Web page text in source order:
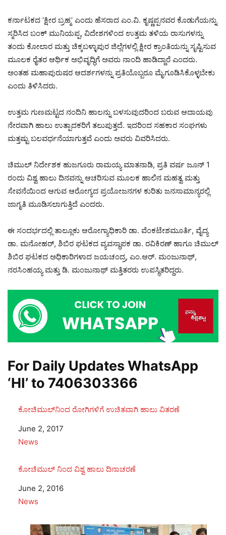
ಕರ್ನಾಟಕದ ‘ಕ್ಷೀರ ಬ್ರಹ್ಮ’ ಎಂದು ಹೆಸರಾದ ಎಂ.ವಿ. ಕೃಷ್ಣಪ್ಪನವರ ಕೊಡುಗೆಯನ್ನು
ಸ್ಮರಿಸಿದ ಬಂಕ್ ಮುನಿಯಪ್ಪ, ವಿದೇಶಗಳಿಂದ ಉತ್ತಮ ತಳಿಯ ರಾಸುಗಳನ್ನು
ತಂದು ಕೋಲಾರ ಮತ್ತು ಚಿಕ್ಕಬಳ್ಳಾಪುರ ಜಿಲ್ಲೆಗಳಲ್ಲಿ ಕ್ಷೀರ ಕ್ರಾಂತಿಯನ್ನು ಸೃಷ್ಟಿಸುವ
ಮೂಲಕ ರೈತರ ಆರ್ಥಿಕ ಅಭಿವೃದ್ಧಿಗೆ ಅವರು ನಾಂದಿ ಹಾಡಿದ್ದಾರೆ ಎಂದರು.
ಅಂತಹ ಮಹಾಪುರುಷರ ಆದರ್ಶಗಳನ್ನು ಪ್ರತಿಯೊಬ್ಬರೂ ಮೈಗೂಡಿಸಿಕೊಳ್ಳಬೇಕು
ಎಂದು ತಿಳಿಸಿದರು.
ಉತ್ತಮ ಗುಣಮಟ್ಟದ ನಂದಿನಿ ಹಾಲನ್ನು ಬಳಸುವುದರಿಂದ ಬರುವ ಆದಾಯವು
ನೇರವಾಗಿ ಹಾಲು ಉತ್ಪಾದಕರಿಗೆ ತಲುಪುತ್ತದೆ. ಇದರಿಂದ ಸಹಕಾರ ಸಂಘಗಳು
ಮತ್ತಷ್ಟು ಬಲವರ್ಧನೆಯಾಗುತ್ತವೆ ಎಂದು ಅವರು ವಿವರಿಸಿದರು.
ಚಿಮುಲ್ ನಿರ್ದೇಶಕ ಹುಜಗೂರು ರಾಮಯ್ಯ ಮಾತನಾಡಿ, ಪ್ರತಿ ವರ್ಷ ಜೂನ್ 1
ರಂದು ವಿಶ್ವ ಹಾಲು ದಿನವನ್ನು ಆಚರಿಸುವ ಮೂಲಕ ಹಾಲಿನ ಮಹತ್ವ ಮತ್ತು
ಸೇವನೆಯಿಂದ ಆಗುವ ಆರೋಗ್ಯದ ಪ್ರಯೋಜನಗಳ ಕುರಿತು ಜನಸಾಮಾನ್ಯರಲ್ಲಿ
ಜಾಗೃತಿ ಮೂಡಿಸಲಾಗುತ್ತಿದೆ ಎಂದರು.
ಈ ಸಂದರ್ಭದಲ್ಲಿ ತಾಲ್ಲೂಕು ಆರೋಗ್ಯಾಧಿಕಾರಿ ಡಾ. ವೆಂಕಟೇಶಮೂರ್ತಿ, ವೈದ್ಯ
ಡಾ. ಮನೋಹರ್, ಶಿಬಿರ ಘಟಕದ ವ್ಯವಸ್ಥಾಪಕ ಡಾ. ರವಿಕಿರಣ್ ಹಾಗೂ ಚಿಮುಲ್
ಶಿಬಿರ ಘಟಕದ ಅಧಿಕಾರಿಗಳಾದ ಜಯಚಂದ್ರ, ಎಂ.ಆರ್. ಮಂಜುನಾಥ್,
ನರಸಿಂಹಯ್ಯ ಮತ್ತು ಡಿ. ಮಂಜುನಾಥ್ ಮತ್ತಿತರರು ಉಪಸ್ಥಿತರಿದ್ದರು.
For Daily Updates WhatsApp
‘HI’ to 7406303366
ಕೋಚಿಮುಲ್‌ನಿಂದ ರೋಗಿಗಳಿಗೆ ಉಚಿತವಾಗಿ ಹಾಲು ವಿತರಣೆ
Date
June 2, 2017
In relation to
News
ಕೋಚಿಮುಲ್ ನಿಂದ ವಿಶ್ವ ಹಾಲು ದಿನಾಚರಣೆ
Date
June 2, 2016
In relation to
News